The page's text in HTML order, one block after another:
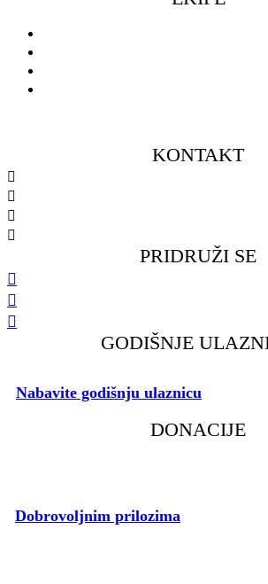
KONTAKT
PRIDRUŽI SE
GODIŠNJE
Nabavite godišnju ulaznicu
DONACIJE
Dobrovoljnim prilozima